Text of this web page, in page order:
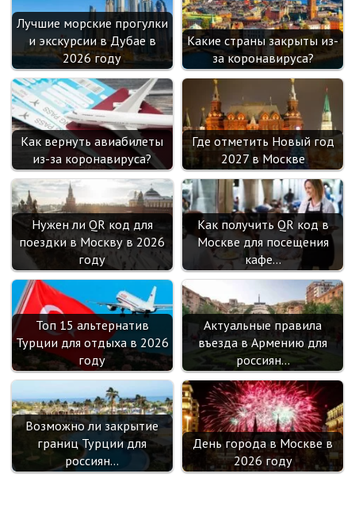
Лучшие морские прогулки
и экскурсии в Дубае в
2026 году
Какие страны закрыты из-
за коронавируса?
Как вернуть авиабилеты
из-за коронавируса?
Где отметить Новый год
2027 в Москве
Нужен ли QR код для
поездки в Москву в 2026
году
Как получить QR код в
Москве для посещения
кафе…
Топ 15 альтернатив
Турции для отдыха в 2026
году
Актуальные правила
въезда в Армению для
россиян…
Возможно ли закрытие
границ Турции для
россиян…
День города в Москве в
2026 году